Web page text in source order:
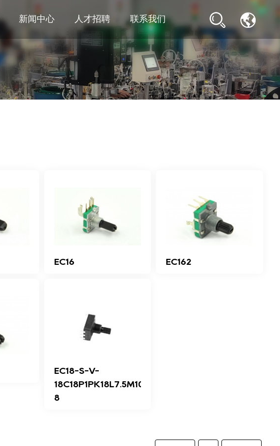
新闻中心 人才招聘 联系我们
EC16 EC162
EC18-S-V-
18C18P1PK18L7.5M10-
8